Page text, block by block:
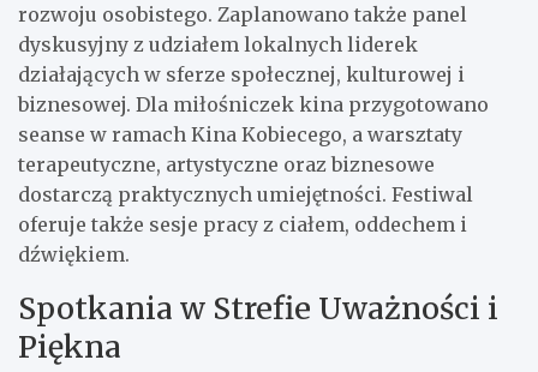
rozwoju osobistego. Zaplanowano także panel
dyskusyjny z udziałem lokalnych liderek
działających w sferze społecznej, kulturowej i
biznesowej. Dla miłośniczek kina przygotowano
seanse w ramach Kina Kobiecego, a warsztaty
terapeutyczne, artystyczne oraz biznesowe
dostarczą praktycznych umiejętności. Festiwal
oferuje także sesje pracy z ciałem, oddechem i
dźwiękiem.
Spotkania w Strefie Uważności i
Piękna